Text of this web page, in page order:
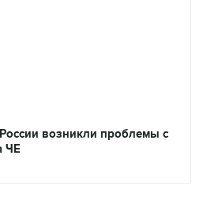
возникли проблемы с
ЧЕ